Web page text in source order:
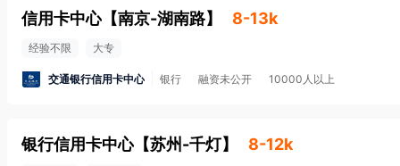
信用卡中心 【南京-湖南路】 8-13k
经验不限 大专
交通银行信用卡中心 银行 融资未公开 10000人以上
银行信用卡中心 【苏州-千灯】 8-12k